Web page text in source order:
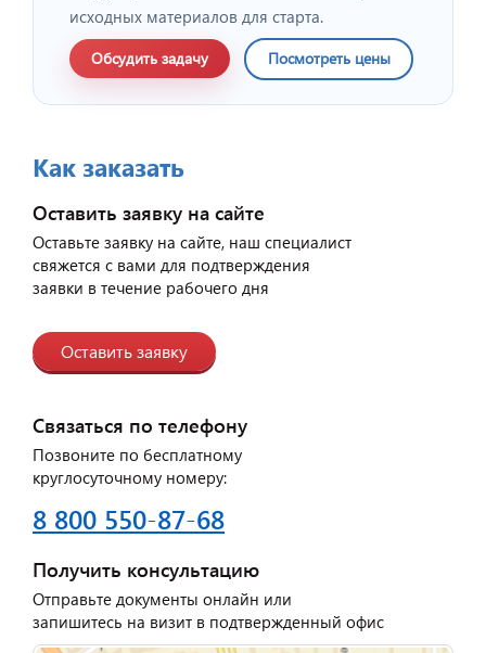
исходных материалов для старта.
Обсудить задачу Посмотреть цены
Как заказать
Оставить заявку на сайте
Оставьте заявку на сайте, наш специалист
свяжется с вами для подтверждения
заявки в течение рабочего дня
Оставить заявку
Связаться по телефону
Позвоните по бесплатному
круглосуточному номеру:
8 800 550-87-68
Получить консультацию
Отправьте документы онлайн или
запишитесь на визит в подтвержденный офис